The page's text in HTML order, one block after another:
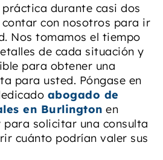
durante casi dos
contar con nosotros para ir
Nos tomamos el tiempo
de cada situación y
para obtener una
para usted. Póngase en
abogado de
en Burlington en
solicitar una consulta
cuánto podrían valer sus